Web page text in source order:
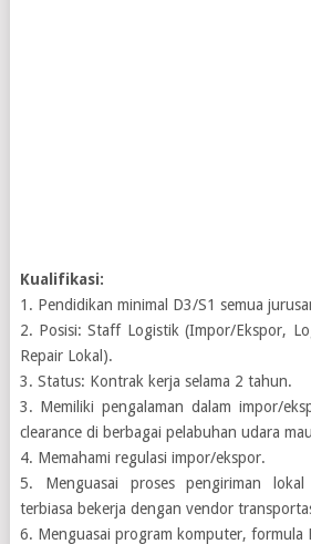
Kualifikasi:
1. Pendidikan minimal D3/S1 semua
2. Posisi: Staff Logistik (Impor/Ekspor,
Repair Lokal).
3. Status: Kontrak kerja selama 2 tahun.
3. Memiliki pengalaman dalam impor/
clearance di berbagai pelabuhan udara
4. Memahami regulasi impor/ekspor.
5. Menguasai proses pengiriman
terbiasa bekerja dengan vendor
6. Menguasai program komputer, formula